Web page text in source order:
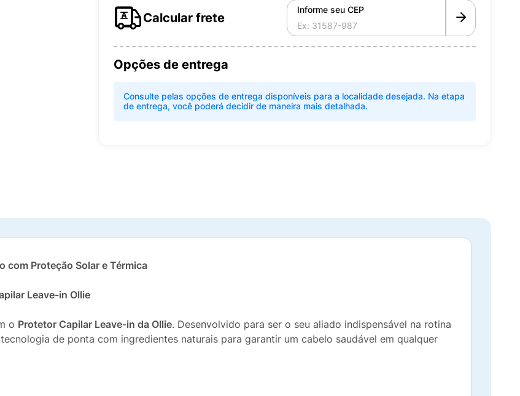
Calcular frete
Informe seu CEP
Opções de entrega
Consulte pelas opções de entrega disponíveis para a localidade desejada. Na etapa
de entrega, você poderá decidir de maneira mais detalhada.
com Proteção Solar e Térmica
Leave-in Ollie
o Protetor Capilar Leave-in da Ollie. Desenvolvido para ser o seu aliado indispensável na rotina
de ponta com ingredientes naturais para garantir um cabelo saudável em qualquer